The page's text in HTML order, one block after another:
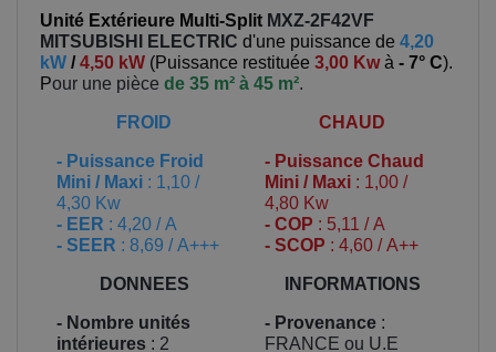
Unité Extérieure Multi-Split MXZ-2F42VF
MITSUBISHI ELECTRIC d'une puissance de 4,20
kW /4,50 kW (Puissance restituée 3,00 Kwà - 7° C).
Pour une pièce de 35 m² à 45 m².
FROID
- Puissance Froid
Mini / Maxi : 1,10 /
4,30 Kw
- EER : 4,20 / A
- SEER : 8,69 / A+++
CHAUD
- Puissance Chaud
Mini / Maxi : 1,00 /
4,80 Kw
- COP : 5,11 / A
- SCOP : 4,60 / A++
DONNEES
- Nombre unités
intérieures : 2
INFORMATIONS
- Provenance :
FRANCE ou U.E